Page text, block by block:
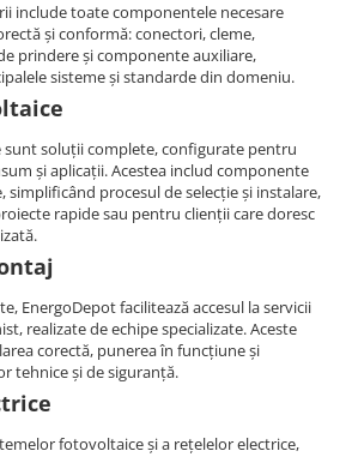
incendiu
si control
include toate componentele necesare
și conformă: conectori, cleme,
prindere și componente auxiliare,
sisteme și standarde din domeniu.
soluții complete, configurate pentru
și aplicații. Acestea includ componente
simplificând procesul de selecție și instalare,
rapide sau pentru clienții care doresc
EnergoDepot facilitează accesul la servicii
realizate de echipe specializate. Aceste
corectă, punerea în funcțiune și
tehnice și de siguranță.
fotovoltaice și a rețelelor electrice,